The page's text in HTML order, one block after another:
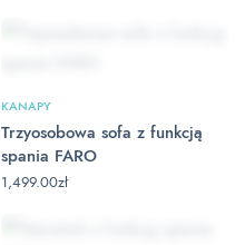
KANAPY
Trzyosobowa sofa z funkcją
spania FARO
1,499.00zł